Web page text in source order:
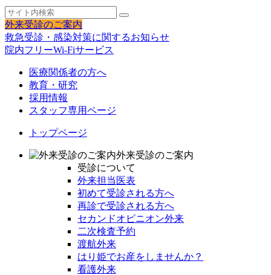
外来受診のご案内
救急受診・感染対策に関するお知らせ
院内フリーWi-Fiサービス
医療関係者の方へ
教育・研究
採用情報
スタッフ専用ページ
トップページ
外来受診のご案内
受診について
外来担当医表
初めて受診される方へ
再診で受診される方へ
セカンドオピニオン外来
二次検査予約
渡航外来
はり姫でお産をしませんか？
看護外来